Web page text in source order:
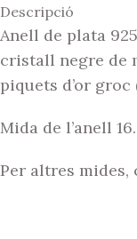
Descripció
Anell de plata
cristall negre de
piquets d’or groc
Mida de l’anell 16.
Per altres mides,